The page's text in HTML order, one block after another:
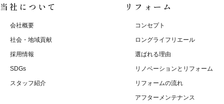
当社について
会社概要
社会・地域貢献
採用情報
SDGs
スタッフ紹介
リフォーム
コンセプト
ロングライフリエール
選ばれる理由
リノベーションとリフォーム
リフォームの流れ
アフターメンテナンス